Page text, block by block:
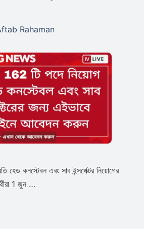
Rahaman
হেড কনস্টেবল এবং সাব ইন্সপেক্টর নিয়োগের
1 জুন …